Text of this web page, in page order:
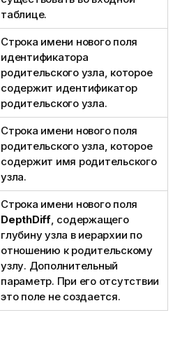
таблице.
Строка имени нового поля
идентификатора
родительского узла, которое
содержит идентификатор
родительского узла.
Строка имени нового поля
родительского узла, которое
содержит имя родительского
узла.
Строка имени нового поля
DepthDiff, содержащего
глубину узла в иерархии по
отношению к родительскому
узлу. Дополнительный
параметр. При его отсутствии
это поле не создается.